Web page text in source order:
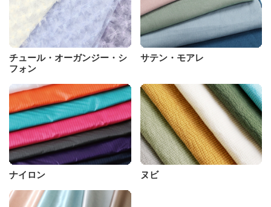
チュール・オーガンジー・シ
フォン
サテン・モアレ
ナイロン ヌビ